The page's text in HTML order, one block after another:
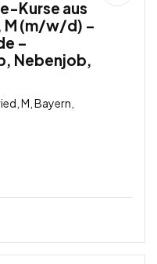
Kurse aus
M (m/w/d) –
–
Nebenjob,
M, Bayern,